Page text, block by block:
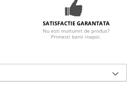
SATISFACTIE GARANTATA
Nu esti multumit de produs?
Primesti banii inapoi.